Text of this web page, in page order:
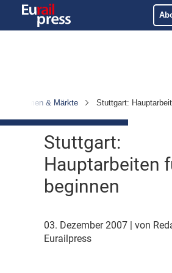
& Märkte Stuttgart:
Stuttgart:
Hauptarbeiten
beginnen
03. Dezember 2007
| von
Eurailpress